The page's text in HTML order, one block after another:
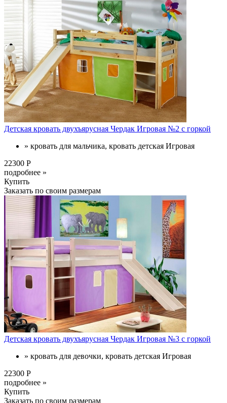
Детская кровать двухъярусная Чердак Игровая №2 с горкой
» кровать для мальчика, кровать детская Игровая
22300 Р
подробнее »
Купить
Заказать по своим размерам
Детская кровать двухъярусная Чердак Игровая №3 с горкой
» кровать для девочки, кровать детская Игровая
22300 Р
подробнее »
Купить
Заказать по своим размерам